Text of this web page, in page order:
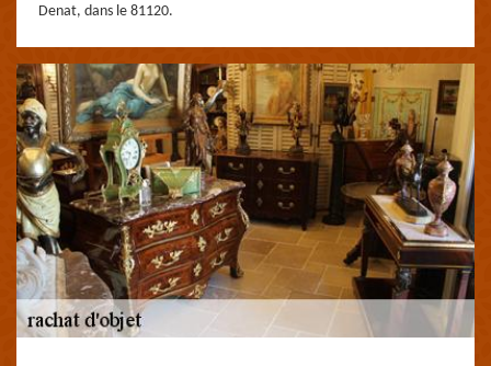
Denat, dans le 81120.